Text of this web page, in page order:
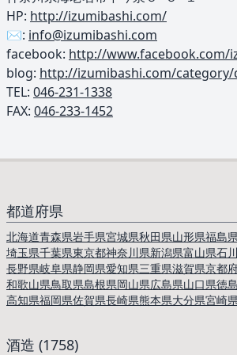
HP: http://izumibashi.com/
✉️: info@izumibashi.com
facebook: http://www.facebook.com/
blog: http://izumibashi.com/
TEL: ︎ 046-231-1338
FAX: 046-233-1452
都道府県
北海道青森県岩手県宮城県秋田県山形県福島
埼玉県千葉県東京都神奈川県新潟県富山県石
長野県岐阜県静岡県愛知県三重県滋賀県京都
和歌山県鳥取県島根県岡山県広島県山口県徳
高知県福岡県佐賀県長崎県熊本県大分県宮崎
酒造 (1758)